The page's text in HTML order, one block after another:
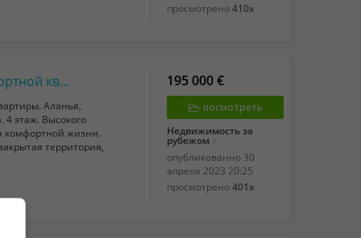
просмотрено410x
От собственника. Продажа новой комфортной квартиры 1+2. 72м2. Турция. Аланья, Ка...
Аланья,
4 этаж. Высокого
комфортной жизни.
территория,
195 000 €
посмотреть
Недвижимость за
рубежом
опубликованно 30
апреля 2023 20:25
просмотрено401x